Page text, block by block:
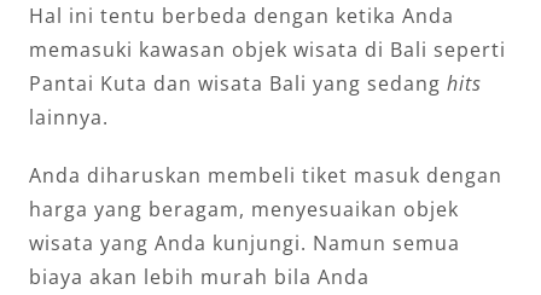
Hal ini tentu berbeda dengan ketika Anda
memasuki kawasan objek wisata di Bali seperti
Pantai Kuta dan wisata Bali yang sedang hits
lainnya.
Anda diharuskan membeli tiket masuk dengan
harga yang beragam, menyesuaikan objek
wisata yang Anda kunjungi. Namun semua
biaya akan lebih murah bila Anda